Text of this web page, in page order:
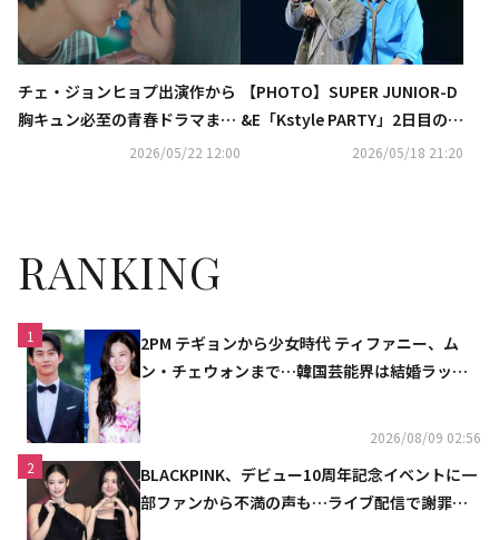
チェ・ジョンヒョプ出演作から
胸キュン必至の青春ドラマま
で！全話無料配信の「ABEMA」
2026/05/22 12:00
【PHOTO】SUPER JUNIOR-D
&E「Kstyle PARTY」2日目のス
テージを駆け巡る！コール＆レ
2026/05/18 21:20
RANKING
1
2PM テギョンから少女時代 ティファニー、ム
ン・チェウォンまで…韓国芸能界は結婚ラッシ
2026/08/09 02:56
2
BLACKPINK、デビュー10周年記念イベントに一
部ファンから不満の声も…ライブ配信で謝罪